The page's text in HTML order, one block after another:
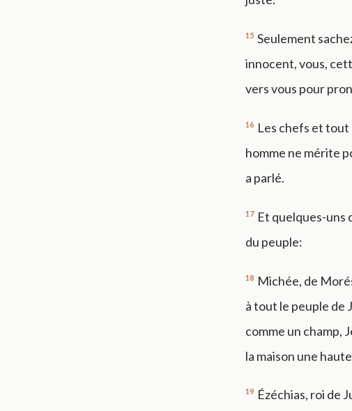
15 Seulement
innocent, vous,
vers vous pour
16 Les chefs et
homme ne mérite
a parlé.
17 Et quelques-uns
du peuple:
18 Michée, de
à tout le peuple de
comme un champ,
la maison une
19 Ézéchias, roi de